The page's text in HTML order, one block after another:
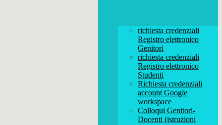
richiesta credenziali
Registro elettronico
Genitori
richiesta credenziali
Registro elettronico
Studenti
Richiesta credenziali
account Google
workspace
Colloqui Genitori-
Docenti (istruzioni